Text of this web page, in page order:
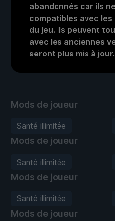
abandonnés car ils
compatibles avec les
du jeu. Ils peuvent
avec les anciennes
seront plus mis à jour.
Mods de joueur
Santé illimitée
Mods de joueur
Santé illimitée
Mods de joueur
Santé illimitée
Mods de joueur